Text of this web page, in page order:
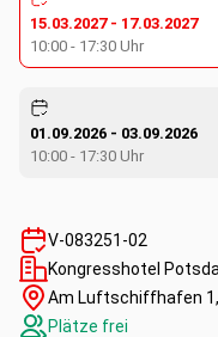
15.03.2027- 17.03.2027
10:00 - 17:30 Uhr
01.09.2026 - 03.09.2026
10:00 - 17:30 Uhr
V-083251-02
Kongresshotel
Am Luftschiffhafen
Plätze frei